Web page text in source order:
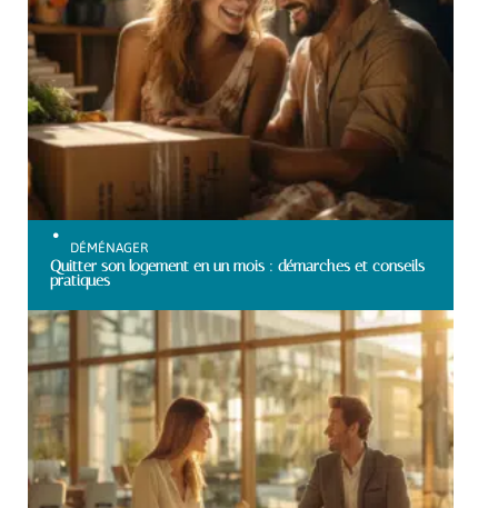
DÉMÉNAGER
Quitter son logement en un mois : démarches et conseils
pratiques